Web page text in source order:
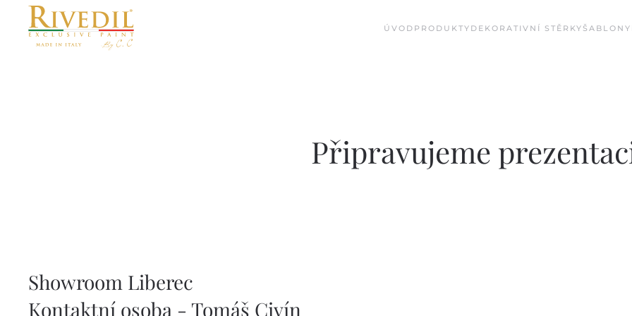
Skip to main content ÚVOD PRODUKTY DEKORATIVNÍ STĚRKY ŠABLONY
Připravujeme
Showroom Liberec
Kontaktní osoba - Tomáš Civín